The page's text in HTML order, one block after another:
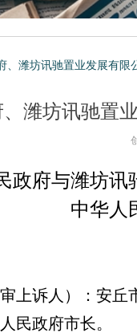
潍坊讯驰置
政府与潍坊
中华人
上诉人）：安丘
民政府市长。
、潍坊讯驰置业发展有限